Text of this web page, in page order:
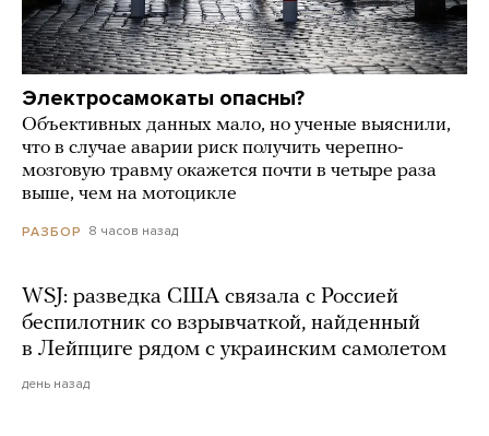
Электросамокаты опасны?
Объективных данных мало, но ученые выяснили,
что в случае аварии риск получить черепно-
мозговую травму окажется почти в четыре раза
выше, чем на мотоцикле
РАЗБОР 8 часов назад
WSJ: разведка США связала с Россией
беспилотник со взрывчаткой, найденный
в Лейпциге рядом с украинским самолетом
день назад